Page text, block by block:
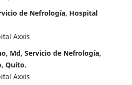
de Nefrología, Hospital
Axxis
Md, Servicio de Nefrología,
Quito.
Axxis